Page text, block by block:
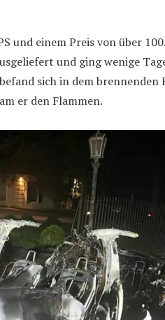
und einem Preis von über
und ging wenige
sich in dem brennenden
er den Flammen.